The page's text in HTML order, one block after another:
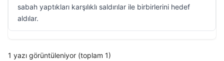
sabah yaptıkları karşılıklı saldırılar ile birbirlerini hedef
aldılar.
1 yazı görüntüleniyor (toplam 1)